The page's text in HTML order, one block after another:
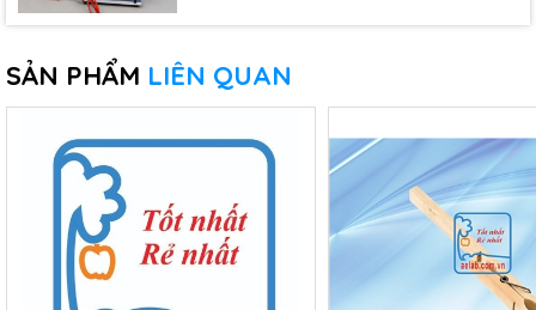
SẢN PHẨM LIÊN QUAN